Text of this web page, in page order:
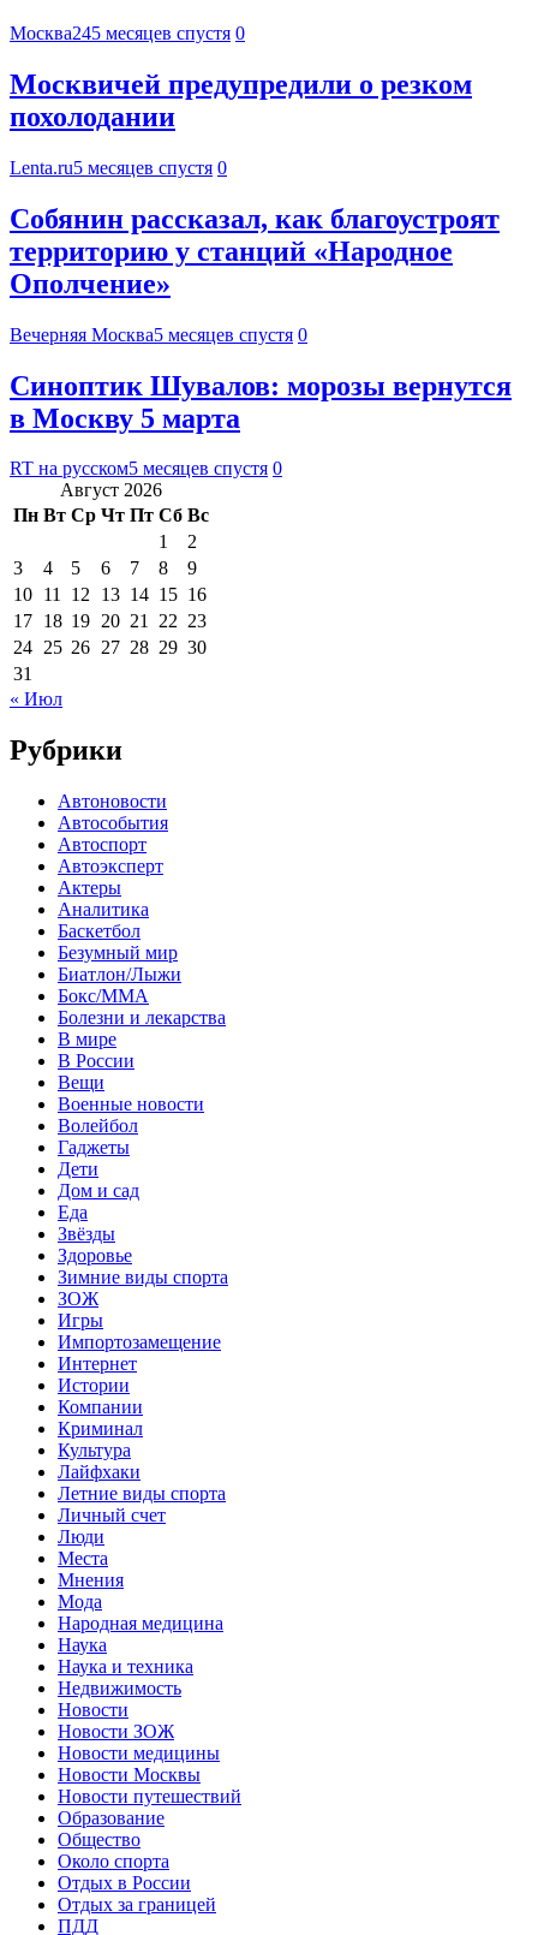
Москва245 месяцев спустя 0
Москвичей предупредили о резком
похолодании
Lenta.ru5 месяцев спустя 0
Собянин рассказал, как благоустроят
территорию у станций «Народное
Ополчение»
Вечерняя Москва5 месяцев спустя 0
Синоптик Шувалов: морозы вернутся
в Москву 5 марта
RT на русском5 месяцев спустя 0
Август 2026
Пн Вт Ср Чт Пт Сб Вс
1
2
3
4 5 6 7 8
9
10 11 12 13 14 15 16
17 18 19 20 21 22 23
24 25 26 27 28 29 30
31
« Июл
Рубрики
Автоновости
Автособытия
Автоспорт
Автоэксперт
Актеры
Аналитика
Баскетбол
Безумный мир
Биатлон/Лыжи
Бокс/MMA
Болезни и лекарства
В мире
В России
Вещи
Военные новости
Волейбол
Гаджеты
Дети
Дом и сад
Еда
Звёзды
Здоровье
Зимние виды спорта
ЗОЖ
Игры
Импортозамещение
Интернет
Истории
Компании
Криминал
Культура
Лайфхаки
Летние виды спорта
Личный счет
Люди
Места
Мнения
Мода
Народная медицина
Наука
Наука и техника
Недвижимость
Новости
Новости ЗОЖ
Новости медицины
Новости Москвы
Новости путешествий
Образование
Общество
Около спорта
Отдых в России
Отдых за границей
ПДД